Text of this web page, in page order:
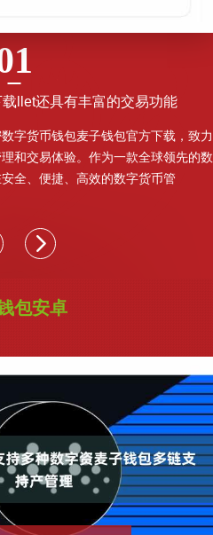
llet还具有丰富的交易功能
字货币钱包麦子钱包官方下载，致力
和交易体验。作为一款全球领先的数
全、便捷、高效的数字货币管
包安卓